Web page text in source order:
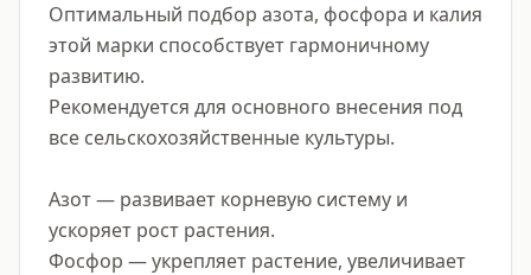
Оптимальный подбор азота, фосфора и калия
этой марки способствует гармоничному
развитию.
Рекомендуется для основного внесения под
все сельскохозяйственные культуры.
Азот — развивает корневую систему и
ускоряет рост растения.
Фосфор — укрепляет растение, увеличивает